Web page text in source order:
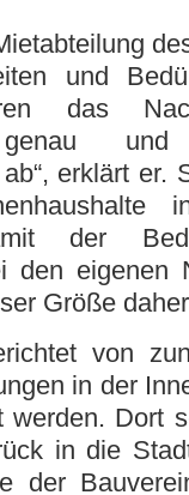
und
das
erklärt er.
der
den eigenen
Größe
von
in der
werden. Dort
in die
der